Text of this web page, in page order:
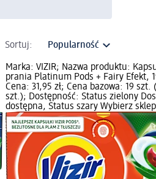
Sortuj:
Marka: VIZIR; Nazwa produktu:
prania Platinum Pods + Fairy Efekt,
Cena: 31,95 zł; Cena bazowa: 19 szt.
szt.); Dostępność: Status zielony
dostępna, Status szary Wybierz